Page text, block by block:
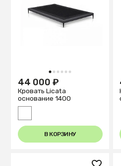
1 2 3 4 5 6
44 000 ₽
Кровать Licata
основание 1400
В КОРЗИНУ